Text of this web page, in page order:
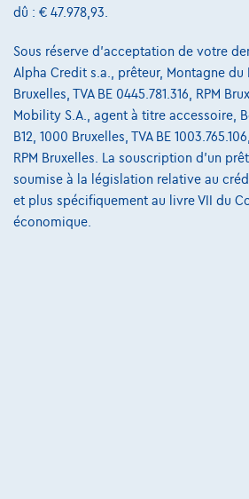
Peugeot 308ALLURE Hybrid 145 DCS6
02/2025
34.531 km Hybride
107 kW ( 145 CV )
dû : € 47.978,93.
Sous réserve d'acceptation de votre
Alpha Credit s.a., prêteur, Montagne du
Bruxelles, TVA BE 0445.781.316, RPM
Mobility S.A., agent à titre accessoire,
B12, 1000 Bruxelles, TVA BE
RPM Bruxelles. La souscription d'un
soumise à la législation relative au
et plus spécifiquement au livre VII du
économique.